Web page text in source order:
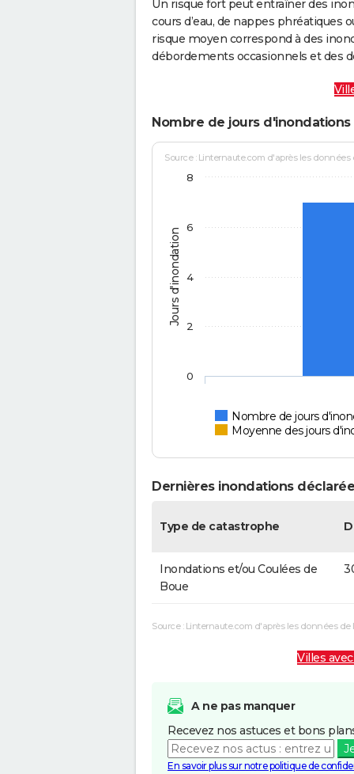
Un risque fort peut entraîner des
cours d’eau, de nappes phréatiques
risque moyen correspond à des
débordements occasionnels et des
Nombre de jours
Jours d'inondation
Source : Linternaute.com d'après les données
Nombre de jours
Moyenne des jours
0
2
4
6
8
Dernières inondations
Type de catastrophe
Inondations et/ou Coulées de
Boue
Source : Linternaute.com d'après les données de
Villes
A ne pas manquer
Recevez nos astuces et bons
En savoir plus sur notre politique de